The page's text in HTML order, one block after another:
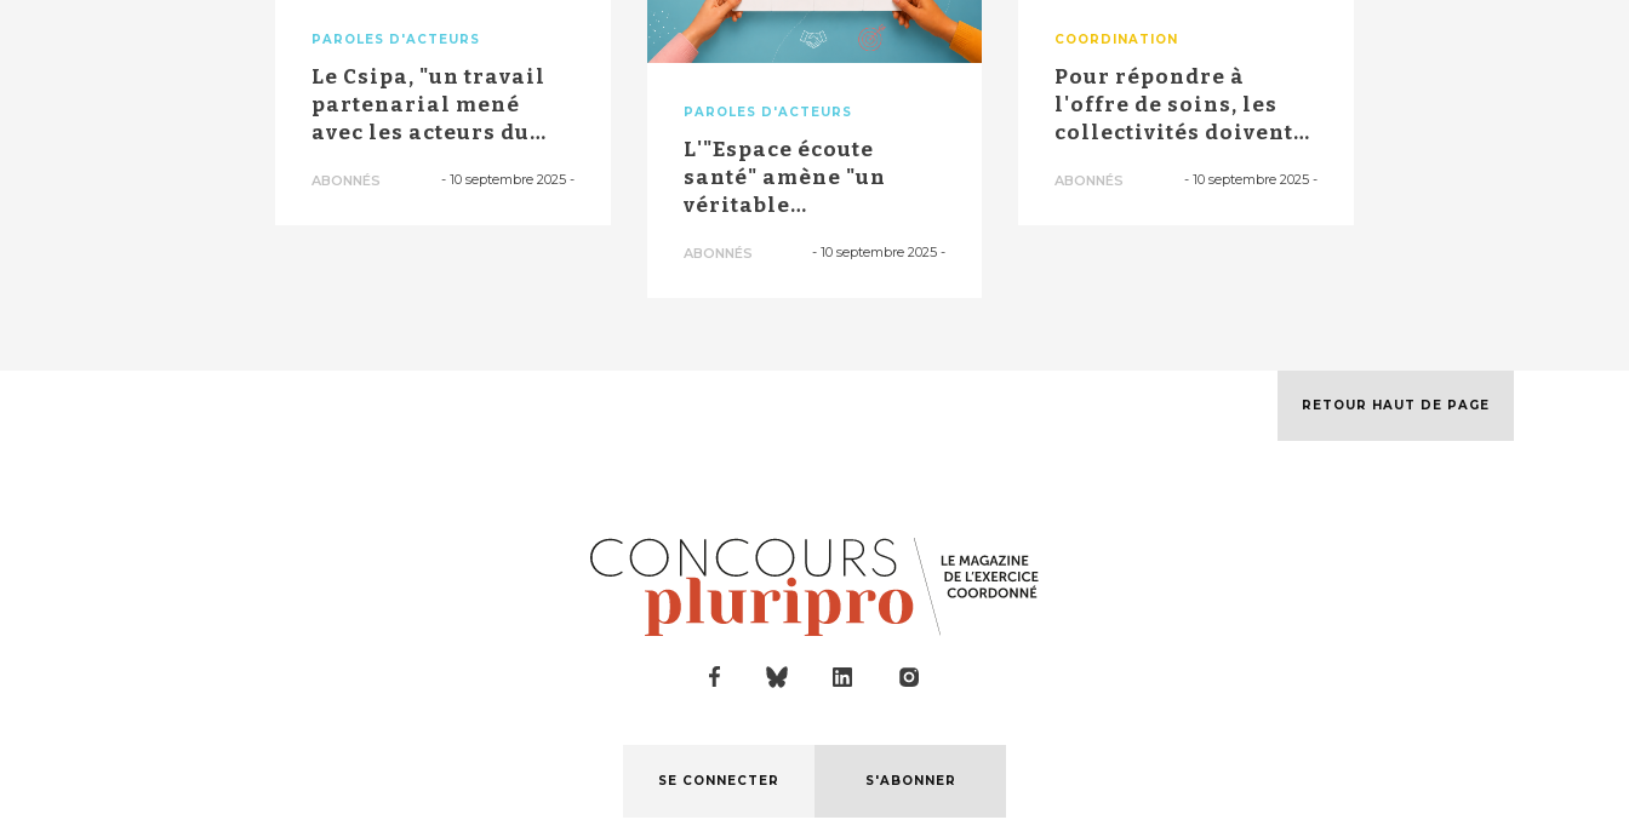
PAROLES D'ACTEURS
Le Csipa, "un travail
partenarial mené
avec les acteurs du
ABONNÉS - 10 septembre 2025-
PAROLES D'ACTEURS
L'"Espace écoute
santé" amène "un
véritable
un parco...
ABONNÉS -10 septembre 2025 -
COORDINATION
Pour répondre à
l'offre de soins, les
collectivités doivent
ABONNÉS - 10 septembre 2025 -
RETOUR HAUT DE PAGE
SE CONNECTER S'ABONNER